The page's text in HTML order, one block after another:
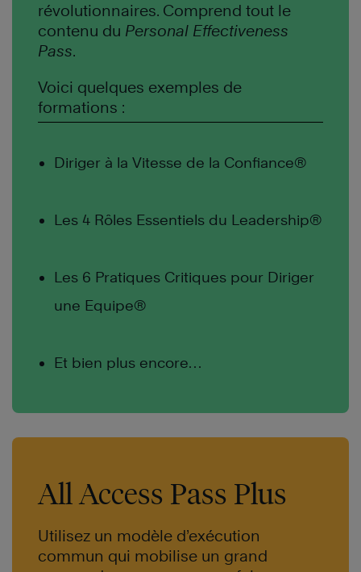
révolutionnaires. Comprend tout le
contenu du Personal Effectiveness
Pass.
Voici quelques exemples de
formations :
Diriger à la Vitesse de la Confiance®
Les 4 Rôles Essentiels du Leadership®
Les 6 Pratiques Critiques pour Diriger
une Equipe®
Et bien plus encore…
All Access Pass Plus
Utilisez un modèle d’exécution
commun qui mobilise un grand